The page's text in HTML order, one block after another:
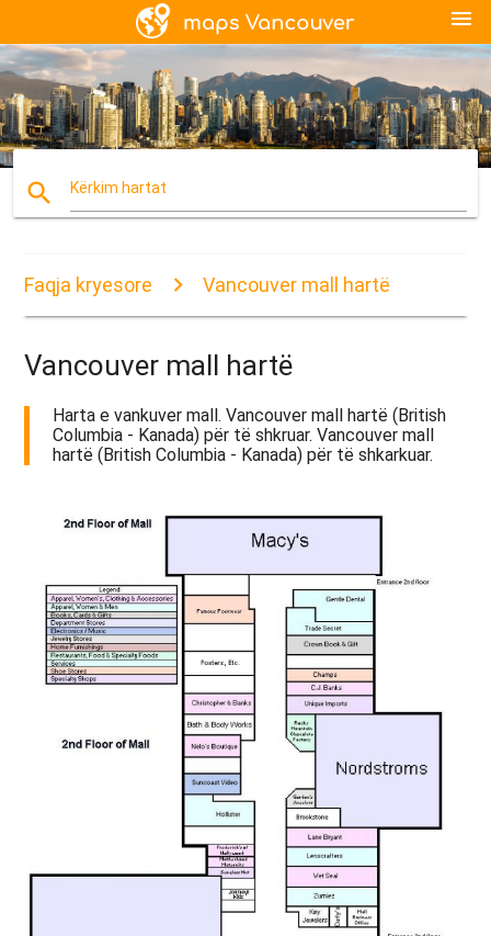
menu
search Kërkim hartat
Faqja kryesore Vancouver mall hartë
Vancouver mall hartë
Harta e vankuver mall. Vancouver mall hartë (British
Columbia - Kanada) për të shkruar. Vancouver mall
hartë (British Columbia - Kanada) për të shkarkuar.